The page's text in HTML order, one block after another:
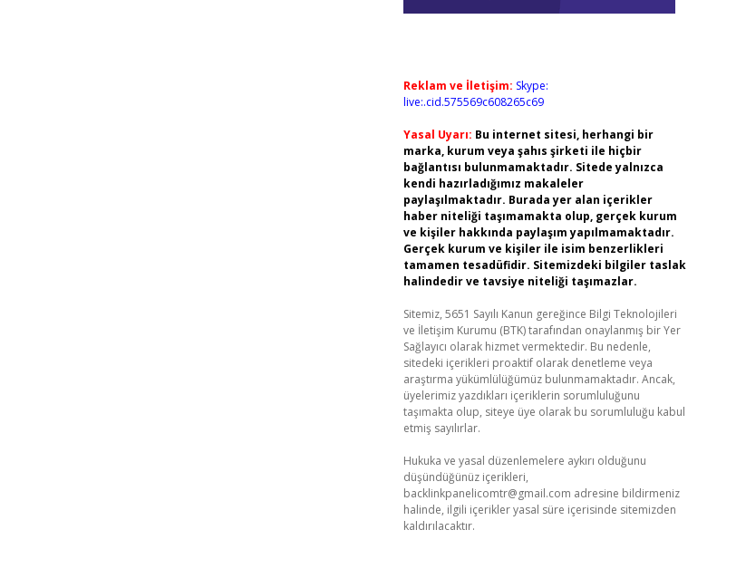
Reklam ve İletişim: Skype:
live:.cid.575569c608265c69
Yasal Uyarı: Bu internet sitesi, herhangi bir
marka, kurum veya şahıs şirketi ile hiçbir
bağlantısı bulunmamaktadır. Sitede yalnızca
kendi hazırladığımız makaleler
paylaşılmaktadır. Burada yer alan içerikler
haber niteliği taşımamakta olup, gerçek kurum
ve kişiler hakkında paylaşım yapılmamaktadır.
Gerçek kurum ve kişiler ile isim benzerlikleri
tamamen tesadüfidir. Sitemizdeki bilgiler taslak
halindedir ve tavsiye niteliği taşımazlar.
Sitemiz, 5651 Sayılı Kanun gereğince Bilgi Teknolojileri
ve İletişim Kurumu (BTK) tarafından onaylanmış bir Yer
Sağlayıcı olarak hizmet vermektedir. Bu nedenle,
sitedeki içerikleri proaktif olarak denetleme veya
araştırma yükümlülüğümüz bulunmamaktadır. Ancak,
üyelerimiz yazdıkları içeriklerin sorumluluğunu
taşımakta olup, siteye üye olarak bu sorumluluğu kabul
etmiş sayılırlar.
Hukuka ve yasal düzenlemelere aykırı olduğunu
düşündüğünüz içerikleri,
backlinkpanelicomtr@gmail.com adresine bildirmeniz
halinde, ilgili içerikler yasal süre içerisinde sitemizden
kaldırılacaktır.